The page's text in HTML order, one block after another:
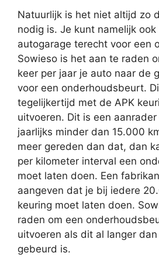
Natuurlijk is het niet altijd zo
nodig is. Je kunt namelijk ook
autogarage terecht voor een
Sowieso is het aan te raden
keer per jaar je auto naar de
voor een onderhoudsbeurt.
tegelijkertijd met de APK
uitvoeren. Dit is een
jaarlijks minder dan 15.000
meer gereden dan dat, dan
per kilometer interval een
moet laten doen. Een
aangeven dat je bij iedere
keuring moet laten doen.
raden om een
uitvoeren als dit al langer
gebeurd is.